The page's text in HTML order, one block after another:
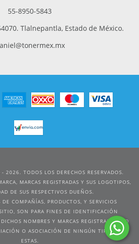
55-8950-5843
Tlalnepantla, Estado de México.
2026. TODOS LOS DERECHOS RESERVADOS.